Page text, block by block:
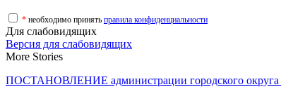
* необходимо принять правила конфиденциальности
Для слабовидящих
Версия для слабовидящих
More Stories
ПОСТАНОВЛЕНИЕ администрации городского